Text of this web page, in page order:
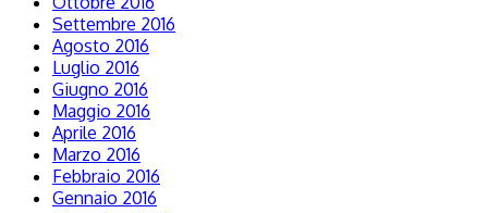
Settembre 2016
Agosto 2016
Luglio 2016
Giugno 2016
Maggio 2016
Aprile 2016
Marzo 2016
Febbraio 2016
Gennaio 2016